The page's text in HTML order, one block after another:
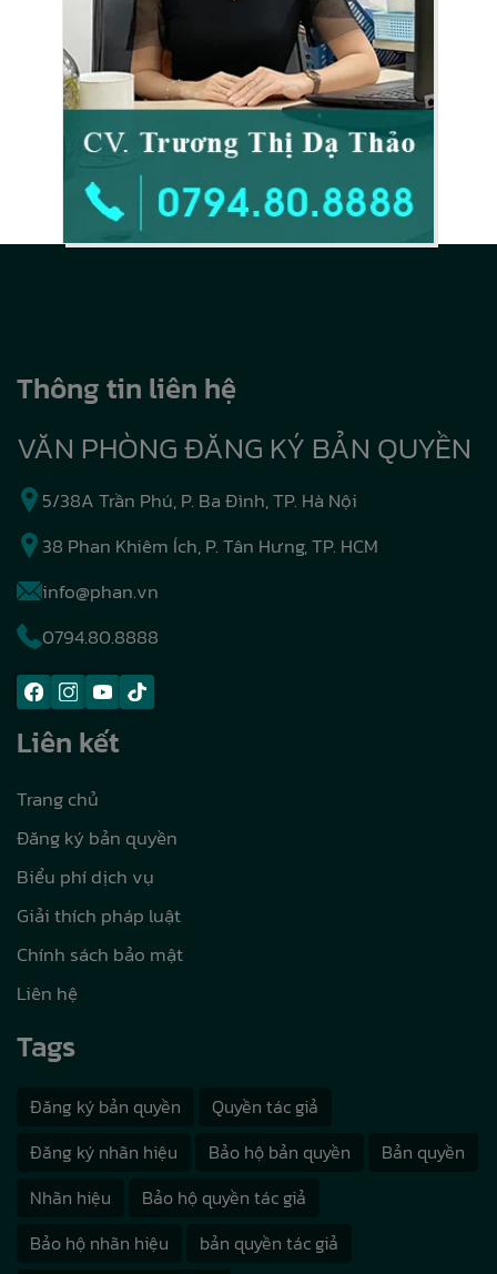
Thông tin liên hệ
VĂN PHÒNG ĐĂNG KÝ BẢN QUYỀN
5/38A Trần Phú, P. Ba Đình, TP. Hà Nội
38 Phan Khiêm Ích, P. Tân Hưng, TP. HCM
info@phan.vn
0794.80.8888
Liên kết
Trang chủ
Đăng ký bản quyền
Biểu phí dịch vụ
Giải thích pháp luật
Chính sách bảo mật
Liên hệ
Tags
Đăng ký bản quyền
Quyền tác giả
Đăng ký nhãn hiệu
Bảo hộ bản quyền
Bản quyền
Nhãn hiệu
Bảo hộ quyền tác giả
Bảo hộ nhãn hiệu
bản quyền tác giả